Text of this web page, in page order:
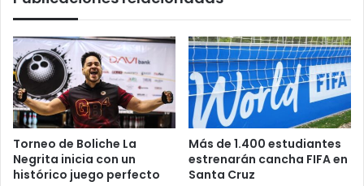
Torneo de Boliche La
Negrita inicia con un
histórico juego perfecto
Más de 1.400 estudiantes
estrenarán cancha FIFA en
Santa Cruz